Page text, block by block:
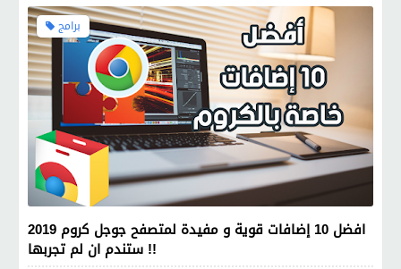
برامج
افضل 10 إضافات قوية و مفيدة لمتصفح جوجل كروم 2019
ستندم ان لم تجربها !!